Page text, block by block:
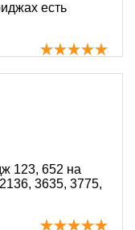
есть
123, 652 на
3635, 3775,